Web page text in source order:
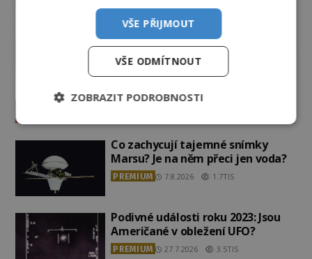
Co zachycují tajemné snímky
Marsu? Je na něm přeci jen voda?
PREMIUM 7.8.2026 1.7TIS
Podivné události roku 2023: Jsou
Američané v obležení UFO?
PREMIUM 27.7.2026 3.5TIS
VŠE PŘIJMOUT
VŠE ODMÍTNOUT
ZOBRAZIT PODROBNOSTI